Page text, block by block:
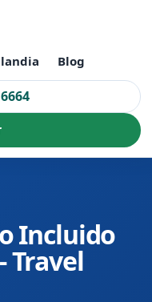
Blog
Incluido
Travel